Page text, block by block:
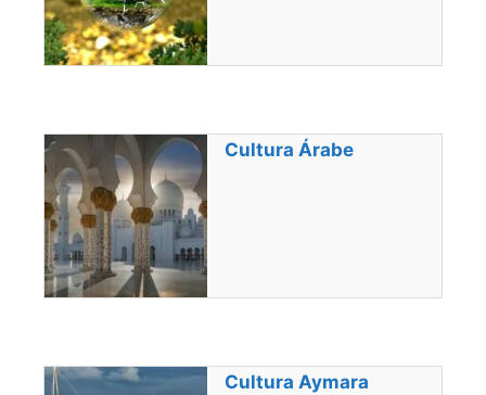
Cultura Árabe
Cultura Aymara